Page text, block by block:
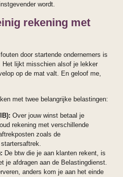
wordt.
rekening met
door startende ondernemers is
Het lijkt misschien alsof je lekker
op de mat valt. En geloof me,
met twee belangrijke belastingen:
Over jouw winst betaal je
rekening met verschillende
zoals de
De btw die je aan klanten rekent, is
je afdragen aan de Belastingdienst.
anders kom je aan het einde